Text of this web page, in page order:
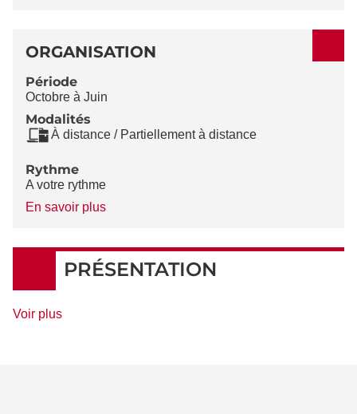
ORGANISATION
Période
Octobre à Juin
Modalités
À distance / Partiellement à distance
Rythme
A votre rythme
En savoir plusà
Rythme
PRÉSENTATION
Voir plusde